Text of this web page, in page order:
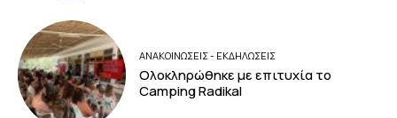
ΑΝΑΚΟΙΝΩΣΕΙΣ - ΕΚΔΗΛΩΣΕΙΣ
Ολοκληρώθηκε με επιτυχία το
Camping Radikal